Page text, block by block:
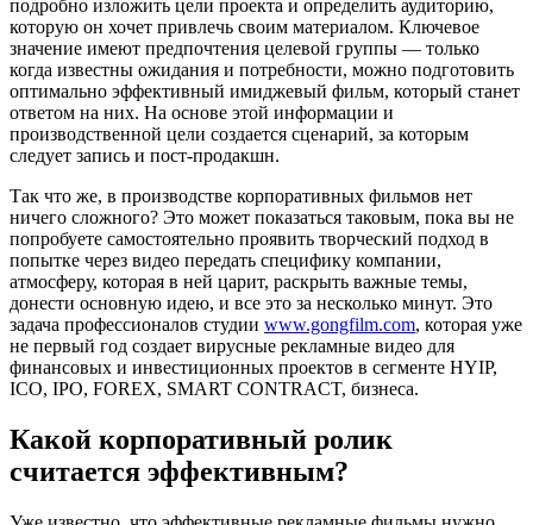
подробно изложить цели проекта и определить аудиторию,
которую он хочет привлечь своим материалом. Ключевое
значение имеют предпочтения целевой группы — только
когда известны ожидания и потребности, можно подготовить
оптимально эффективный имиджевый фильм, который станет
ответом на них. На основе этой информации и
производственной цели создается сценарий, за которым
следует запись и пост-продакшн.
Так что же, в производстве корпоративных фильмов нет
ничего сложного? Это может показаться таковым, пока вы не
попробуете самостоятельно проявить творческий подход в
попытке через видео передать специфику компании,
атмосферу, которая в ней царит, раскрыть важные темы,
донести основную идею, и все это за несколько минут. Это
задача профессионалов студии www.gongfilm.com, которая уже
не первый год создает вирусные рекламные видео для
финансовых и инвестиционных проектов в сегменте HYIP,
ICO, IPO, FOREX, SMART CONTRACT, бизнеса.
Какой корпоративный ролик
считается эффективным?